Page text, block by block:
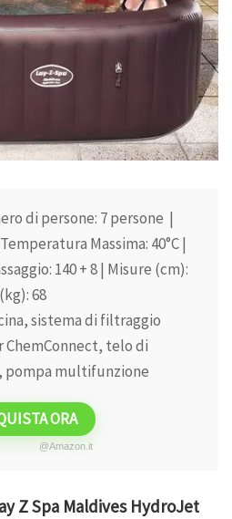
di persone: 7 persone |
Massima: 40°C |
140 + 8 | Misure (cm):
68
sistema di filtraggio
ChemConnect, telo di
pompa multifunzione
ORA
@Amazon.it
Z Spa Maldives HydroJet